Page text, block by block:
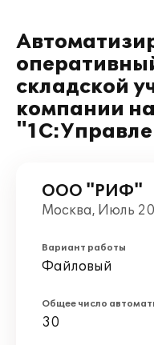
складской
компании
ООО "РИФ"
Москва, Июль
Вариант работы
Файловый
Общее число
30